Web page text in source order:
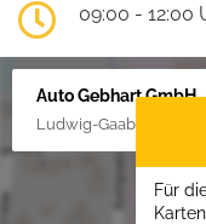
09:00 - 12:00
Auto Gebhart GmbH
Ludwig-Gaab-Str. 4,
Für